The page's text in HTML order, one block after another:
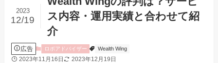
ス内容・運用実績と合わせて紹
介
2023
12/19
広告 ロボアドバイザー Wealth Wing
2023年11月16日 2023年12月19日